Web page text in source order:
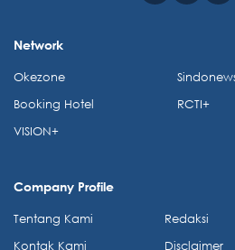
Network
Okezone
Booking Hotel
VISION+
RCTI+
Company Profile
Tentang Kami
Kontak Kami
Redaksi
Disclaimer